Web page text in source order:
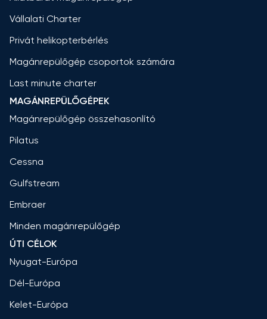
Vállalati Charter
Privát helikopterbérlés
Magánrepülőgép csoportok számára
Last minute charter
MAGÁNREPÜLŐGÉPEK
Magánrepülőgép összehasonlító
Pilatus
Cessna
Gulfstream
Embraer
Minden magánrepülőgép
ÚTI CÉLOK
Nyugat-Európa
Dél-Európa
Kelet-Európa